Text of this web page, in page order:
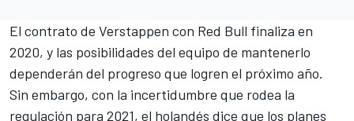
El contrato de Verstappen con Red Bull finaliza en
2020, y las posibilidades del equipo de mantenerlo
dependerán del progreso que logren el próximo año.
Sin embargo, con la incertidumbre que rodea la
regulación para 2021, el holandés dice que los planes